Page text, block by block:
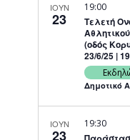
ΙΟΥΝ
23
Τελετή
(οδός
23/6/25 |
19:00
Δημοτικό
ΙΟΥΝ
23
19:30